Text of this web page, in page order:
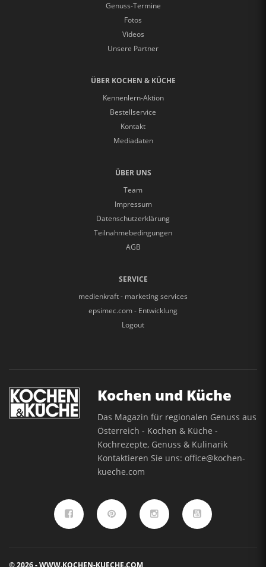
Genuss-Termine
Fotos
Videos
Unsere Partner
ÜBER KOCHEN & KÜCHE
Kennenlern-Aktion
Bestellservice
Kontakt
Mediadaten
ÜBER UNS
Team
Impressum
Datenschutzerklärung
Teilnahmebedingungen
AGB
SERVICE
medienkraft - marketing services
epsimec.com - Entwicklung
Logout
Kochen und Küche
Das Magazin für regionalen Genuss aus
Österreich - Kochen & Küche -
Kochrezepte, Genuss & Kulinarik
Kontaktieren Sie uns:office@kochen-
kueche.com
© 2026 - WWW.KOCHEN-KUECHE.COM